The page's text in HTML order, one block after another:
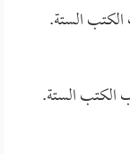
الستة.
الكتب الستة.